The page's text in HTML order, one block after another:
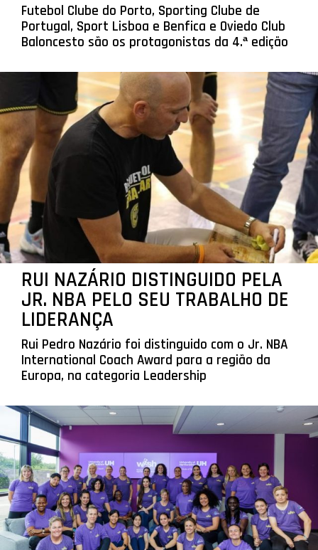
Futebol Clube do Porto, Sporting Clube de
Portugal, Sport Lisboa e Benfica e Oviedo Club
Baloncesto são os protagonistas da 4.ª edição
RUI NAZÁRIO DISTINGUIDO PELA
JR. NBA PELO SEU TRABALHO DE
LIDERANÇA
Rui Pedro Nazário foi distinguido com o Jr. NBA
International Coach Award para a região da
Europa, na categoria Leadership